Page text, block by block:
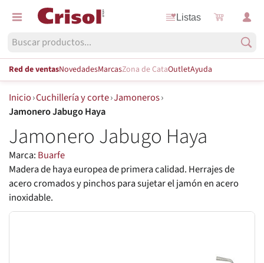
Listas
Red de ventasNovedadesMarcasZona de CataOutletAyuda
Inicio›Cuchillería y corte›Jamoneros›
Jamonero Jabugo Haya
Jamonero Jabugo Haya
Marca: Buarfe
Madera de haya europea de primera calidad. Herrajes de
acero cromados y pinchos para sujetar el jamón en acero
inoxidable.